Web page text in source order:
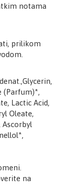
notama
prilikom
(Parfum)*,
Lactic Acid,
Oleate,
Ascorbyl
na